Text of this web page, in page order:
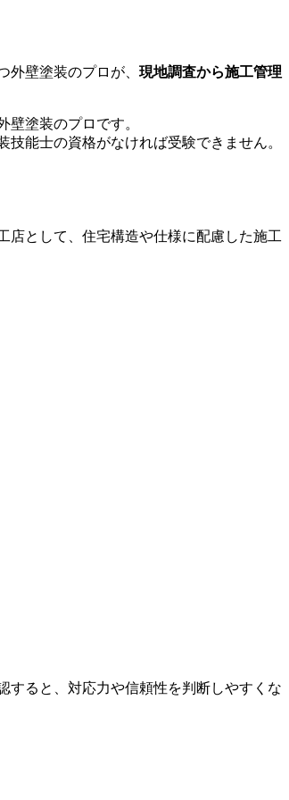
外壁塗装のプロが、 現地調査から施工管理
壁塗装のプロです。
能士の資格がなければ受験できません。
店として、住宅構造や仕様に配慮した施工
すると、対応力や信頼性を判断しやすくな